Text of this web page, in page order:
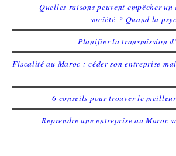
Quelles raisons peuvent empêcher
société ? Quand la
Planifier la transmission
Fiscalité au Maroc : céder son entreprise
6 conseils pour trouver le
Reprendre une entreprise au Maroc